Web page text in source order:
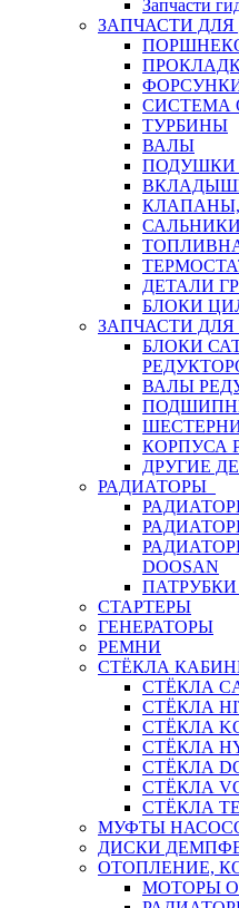
Запчасти
ЗАПЧАСТИ ДЛЯ
СИСТЕМА
ТУРБИНЫ
ВАЛЫ
ПОДУШКИ
КЛАПАНЫ,
ДЕТАЛИ
БЛОКИ
ЗАПЧАСТИ ДЛЯ
БЛОКИ
ВАЛЫ
КОРПУСА
ДРУГИЕ
РАДИАТОРЫ
DOOSAN
СТАРТЕРЫ
ГЕНЕРАТОРЫ
РЕМНИ
СТЁКЛА
СТЁКЛА
СТЁКЛА
СТЁКЛА
СТЁКЛА
СТЁКЛА
СТЁКЛА
СТЁКЛА
МУФТЫ
ДИСКИ
ОТОПЛЕНИЕ,
МОТОРЫ